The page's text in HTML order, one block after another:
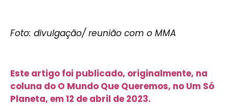
Foto: divulgação/ reunião com o MMA
Este artigo foi publicado, originalmente, na
coluna do O Mundo Que Queremos, no Um Só
Planeta, em 12 de abril de 2023.